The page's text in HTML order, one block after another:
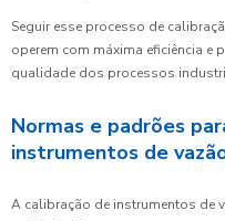
Seguir esse processo de
operem com máxima eficiência e
qualidade dos processos
Normas e padrões
instrumentos de
A calibração de instrumentos de